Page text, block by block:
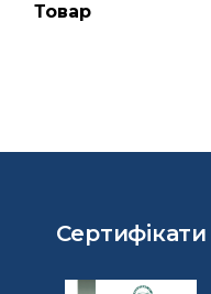
Товар
Сертифікати